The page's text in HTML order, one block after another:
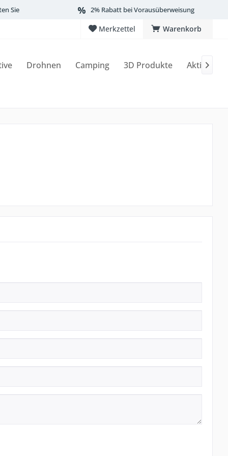
Sie 2% Rabatt bei Vorausüberweisung
Warenkorb
Merkzettel
Drohnen Camping 3D Produkte Aktionen
